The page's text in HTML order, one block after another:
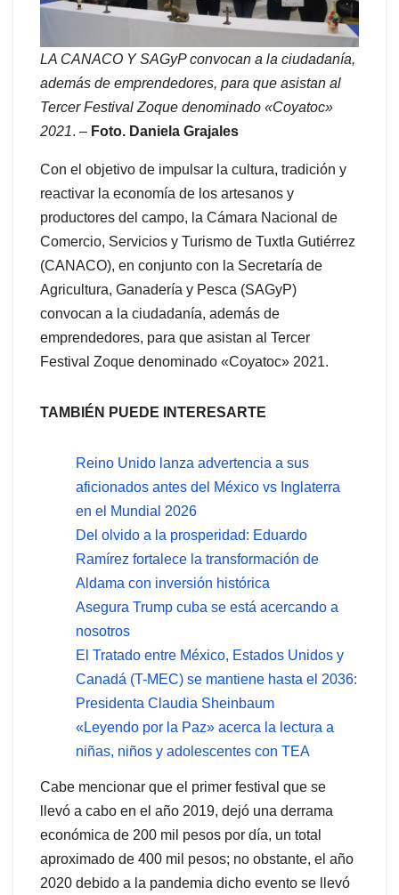
LA CANACO Y SAGyP convocan a la ciudadanía,
además de emprendedores, para que asistan al
Tercer Festival Zoque denominado «Coyatoc»
2021. – Foto. Daniela Grajales
Con el objetivo de impulsar la cultura, tradición y
reactivar la economía de los artesanos y
productores del campo, la Cámara Nacional de
Comercio, Servicios y Turismo de Tuxtla Gutiérrez
(CANACO), en conjunto con la Secretaría de
Agricultura, Ganadería y Pesca (SAGyP)
convocan a la ciudadanía, además de
emprendedores, para que asistan al Tercer
Festival Zoque denominado «Coyatoc» 2021.
TAMBIÉN PUEDE INTERESARTE
Reino Unido lanza advertencia a sus
aficionados antes del México vs Inglaterra
en el Mundial 2026
Del olvido a la prosperidad: Eduardo
Ramírez fortalece la transformación de
Aldama con inversión histórica
Asegura Trump cuba se está acercando a
nosotros
El Tratado entre México, Estados Unidos y
Canadá (T-MEC) se mantiene hasta el 2036:
Presidenta Claudia Sheinbaum
«Leyendo por la Paz» acerca la lectura a
niñas, niños y adolescentes con TEA
Cabe mencionar que el primer festival que se
llevó a cabo en el año 2019, dejó una derrama
económica de 200 mil pesos por día, un total
aproximado de 400 mil pesos; no obstante, el año
2020 debido a la pandemia dicho evento se llevó